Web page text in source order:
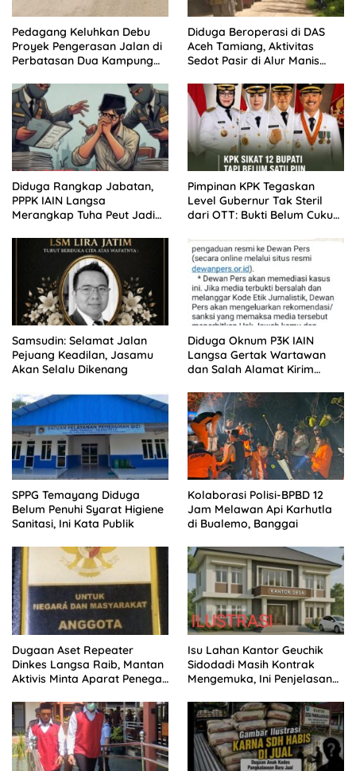
Pedagang Keluhkan Debu
Proyek Pengerasan Jalan di
Perbatasan Dua Kampung
Diduga Beroperasi di DAS
Aceh Tamiang, Aktivitas
Sedot Pasir di Alur Manis
Diduga Rangkap Jabatan,
PPPK IAIN Langsa
Merangkap Tuha Peut Jadi
Pimpinan KPK Tegaskan
Level Gubernur Tak Steril
dari OTT: Bukti Belum Cukup,
Samsudin: Selamat Jalan
Pejuang Keadilan, Jasamu
Akan Selalu Dikenang
Diduga Oknum P3K IAIN
Langsa Gertak Wartawan
dan Salah Alamat Kirim
SPPG Temayang Diduga
Belum Penuhi Syarat Higiene
Sanitasi, Ini Kata Publik
Kolaborasi Polisi-BPBD 12
Jam Melawan Api Karhutla
di Bualemo, Banggai
Dugaan Aset Repeater
Dinkes Langsa Raib, Mantan
Aktivis Minta Aparat Penegak
Isu Lahan Kantor Geuchik
Sidodadi Masih Kontrak
Mengemuka, Ini Penjelasan